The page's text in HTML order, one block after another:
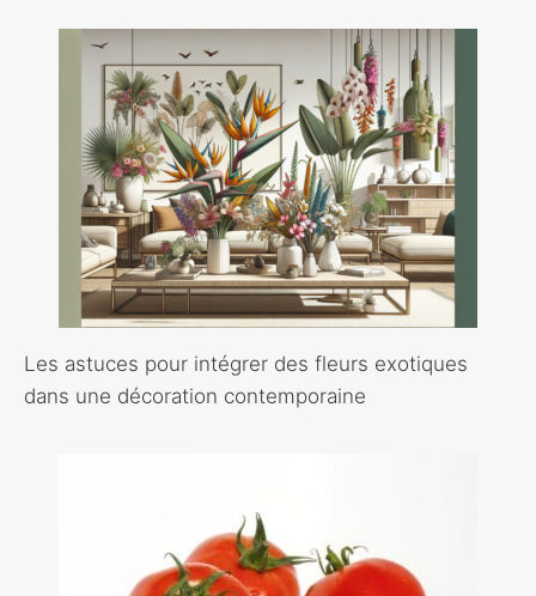
Les astuces pour intégrer des fleurs exotiques
dans une décoration contemporaine